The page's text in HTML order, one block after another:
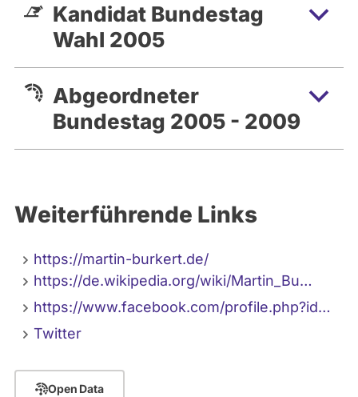
Kandidat Bundestag
Wahl 2005
Abgeordneter
Bundestag 2005 - 2009
Weiterführende Links
https://martin-burkert.de/
https://de.wikipedia.org/wiki/Martin_Bu…
https://www.facebook.com/profile.php?id…
Twitter
Open Data